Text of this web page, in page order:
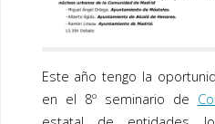
Este año tengo la
en el 8º seminario de